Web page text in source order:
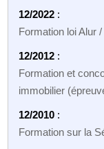
12/2022 :
Formation loi Alur
12/2012 :
Formation et
immobilier
12/2010 :
Formation sur la